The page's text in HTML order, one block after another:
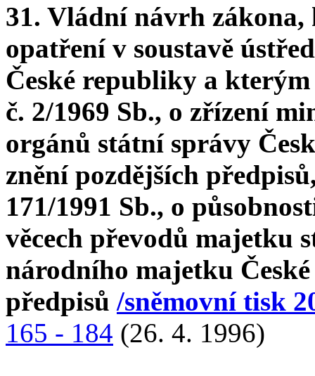
31. Vládní návrh
opatření v soustavě
České republiky a
č. 2/1969 Sb., o zřízení
orgánů státní správy
znění pozdějších
171/1991 Sb., o
věcech převodů majetku
národního majetku
předpisů /sněmovní tisk
165 - 184 (26. 4. 1996)